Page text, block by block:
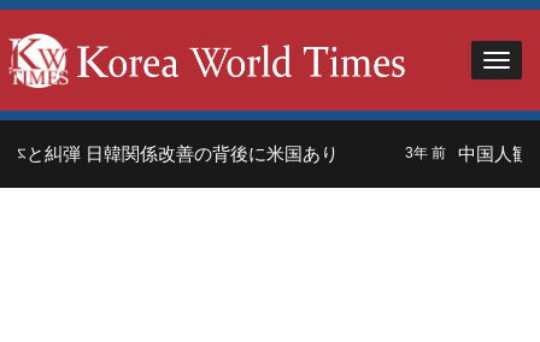
糾弾 日韓関係改善の背後に米国あり 3年 前 中国人観光